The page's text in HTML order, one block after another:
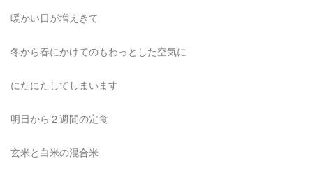
暖かい日が増えきて
冬から春にかけてのもわっとした空気に
にたにたしてしまいます
明日から２週間の定食
玄米と白米の混合米